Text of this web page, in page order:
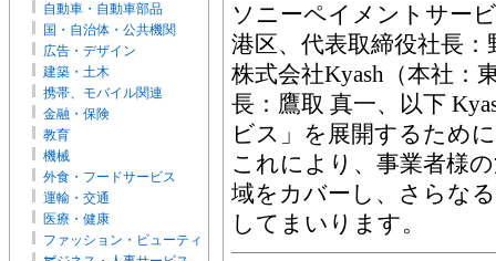
自動車・自動車部品
国・自治体・公共機関
広告・デザイン
建築・土木
携帯、モバイル関連
金融・保険
教育
機械
外食・フードサービス
運輸・交通
医療・健康
ファッション・ビューティ
ソニーペイメントサー
港区、代表取締役社長
株式会社Kyash（本社：
長：鷹取 真一、以下
ビス」を展開するため
これにより、事業者様
域をカバーし、さらな
してまいります。